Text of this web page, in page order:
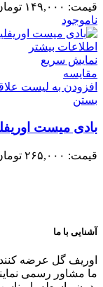
قیمت: ۱۴۹,۰۰۰
ناموجود
اطلاعات بیشتر
نمایش سریع
مقایسه
افزودن به لیست
بستن
بادی میست
قیمت: ۲۶۵,۰۰۰
آشنایی با ما
اوریف گل عرضه
ما مشاور رسمی